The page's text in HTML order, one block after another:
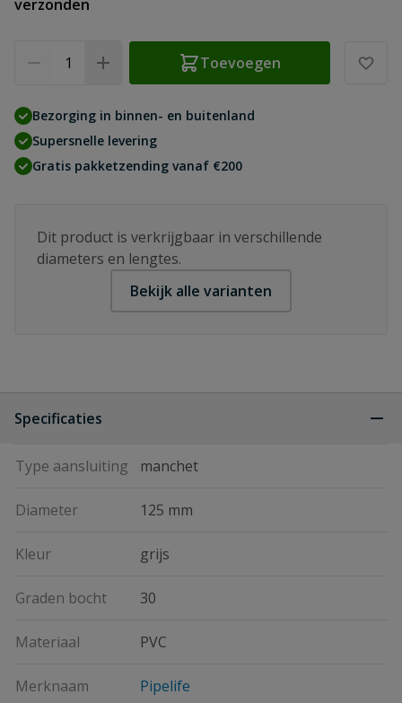
verzonden
Toevoegen
Bezorging in binnen- en buitenland
Supersnelle levering
Gratis pakketzending vanaf €200
Dit product is verkrijgbaar in verschillende
diameters en lengtes.
Bekijk alle varianten
Specificaties
Type aansluiting manchet
Diameter 125 mm
Kleur grijs
Graden bocht 30
Materiaal PVC
Merknaam Pipelife